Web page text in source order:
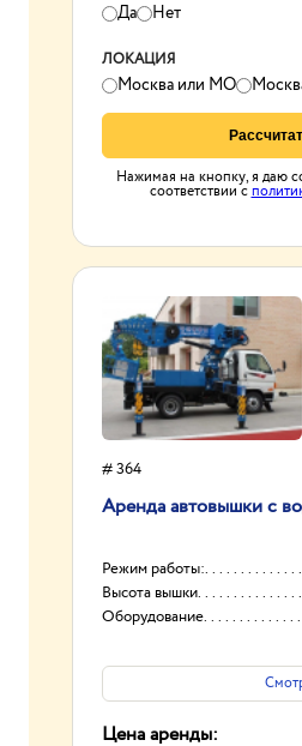
Да Нет
ЛОКАЦИЯ
Москва или МО
Нажимая на кнопку, я даю
соответствии с
# 364
Аренда автовышки с
Режим работы:
Высота вышки
Оборудование
Цена аренды: